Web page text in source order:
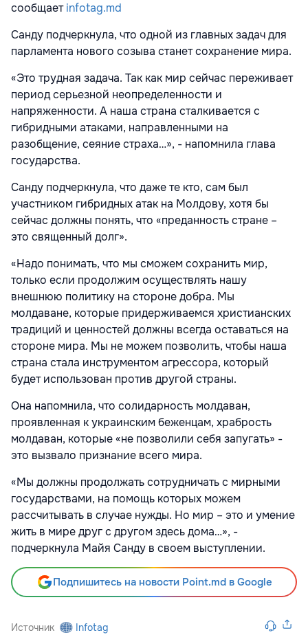
сообщаетinfotag.md
Санду подчеркнула, что одной из главных задач для
парламента нового созыва станет сохранение мира.
«Это трудная задача. Так как мир сейчас переживает
период серьезной неопределенности и
напряженности. А наша страна сталкивается с
гибридными атаками, направленными на
разобщение, сеяние страха…», - напомнила глава
государства.
Санду подчеркнула, что даже те кто, сам был
участником гибридных атак на Молдову, хотя бы
сейчас должны понять, что «преданность стране –
это священный долг».
«Надо понимать, что мы сможем сохранить мир,
только если продолжим осуществлять нашу
внешнюю политику на стороне добра. Мы
молдаване, которые придерживаемся христианских
традиций и ценностей должны всегда оставаться на
стороне мира. Мы не можем позволить, чтобы наша
страна стала инструментом агрессора, который
будет использован против другой страны.
Она напомнила, что солидарность молдаван,
проявленная к украинским беженцам, храбрость
молдаван, которые «не позволили себя запугать» -
это вызвало признание всего мира.
«Мы должны продолжать сотрудничать с мирными
государствами, на помощь которых можем
рассчитывать в случае нужды. Но мир – это и умение
жить в мире друг с другом здесь дома…», -
подчеркнула Майя Санду в своем выступлении.
Подпишитесь на новости Point.md в Google
Источник Infotag